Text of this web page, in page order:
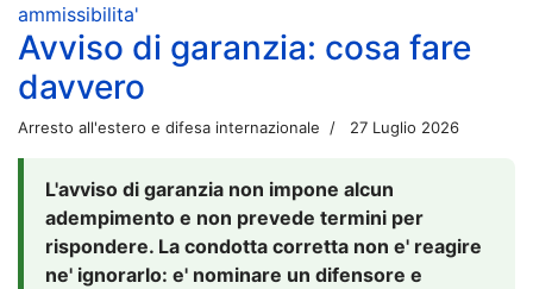
ammissibilita'
Avviso di garanzia: cosa fare
davvero
Arresto all'estero e difesa internazionale 27 Luglio 2026
L'avviso di garanzia non impone alcun
adempimento e non prevede termini per
rispondere. La condotta corretta non e' reagire
ne' ignorarlo: e' nominare un difensore e